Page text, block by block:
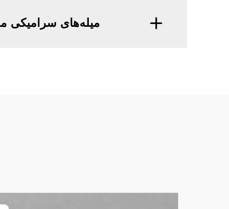
میله‌های سرامیکی